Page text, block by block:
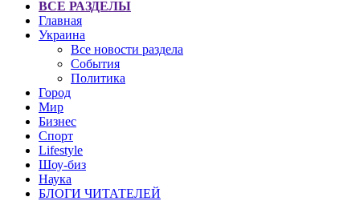
ВСЕ РАЗДЕЛЫ
Главная
Украина
Все новости раздела
События
Политика
Город
Мир
Бизнес
Спорт
Lifestyle
Шоу-биз
Наука
БЛОГИ ЧИТАТЕЛЕЙ